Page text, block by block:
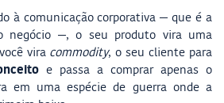
à comunicação corporativa — que é a
negócio —, o seu produto vira uma
vira commodity, o seu cliente para
e passa a comprar apenas o
em uma espécie de guerra onde a